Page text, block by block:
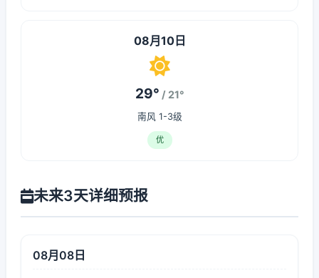
08月10日
29° / 21°
南风 1-3级
优
未来3天详细预报
08月08日